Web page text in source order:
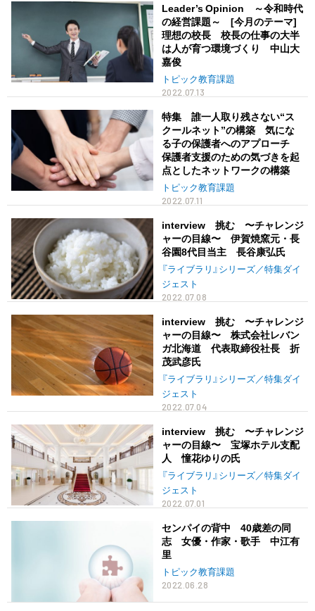
Leader’s Opinion ～令和時代
の経営課題～ [今月のテーマ]
理想の校長 校長の仕事の大半
は人が育つ環境づくり 中山大
嘉俊
トピック教育課題
2022.07.13
特集 誰一人取り残さない“ス
クールネット”の構築 気にな
る子の保護者へのアプローチ
保護者支援のための気づきを起
点としたネットワークの構築
トピック教育課題
2022.07.11
interview 挑む 〜チャレンジ
ャーの目線〜 伊賀焼窯元・長
谷園8代目当主 長谷康弘氏
『ライブラリ』シリーズ／特集ダイ
ジェスト
2022.07.08
interview 挑む 〜チャレンジ
ャーの目線〜 株式会社レバン
ガ北海道 代表取締役社長 折
茂武彦氏
『ライブラリ』シリーズ／特集ダイ
ジェスト
2022.07.04
interview 挑む 〜チャレンジ
ャーの目線〜 宝塚ホテル支配
人 憧花ゆりの氏
『ライブラリ』シリーズ／特集ダイ
ジェスト
2022.07.01
センパイの背中 40歳差の同
志 女優・作家・歌手 中江有
里
トピック教育課題
2022.06.28